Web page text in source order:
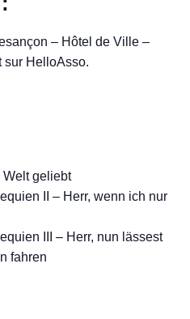
– Hôtel de Ville –
sur HelloAsso.
Welt geliebt
II – Herr, wenn ich nur
III – Herr, nun lässest
fahren